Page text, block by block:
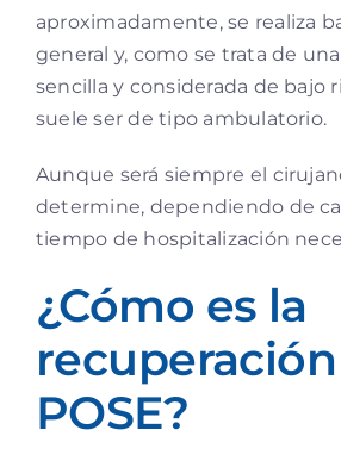
aproximadamente, se realiza
general y, como se trata de
sencilla y considerada de bajo
suele ser de tipo ambulatorio.
Aunque será siempre el
determine, dependiendo de
tiempo de hospitalización
¿Cómo es la
POSE?